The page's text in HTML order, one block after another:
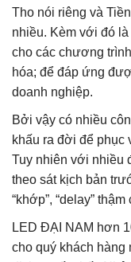
Tho nói riêng và
nhiều. Kèm với đó
cho các chương
hóa; để đáp ứng
doanh nghiệp.
Bởi vậy có nhiều
khấu ra đời để phục
Tuy nhiên với nhiều
theo sát kịch bản
“khớp”, “delay”
LED ĐẠI NAM hơn
cho quý khách